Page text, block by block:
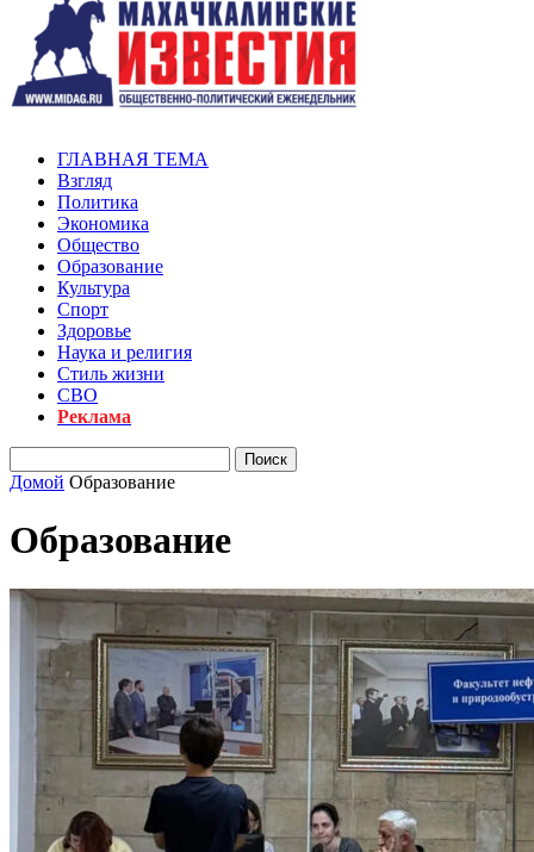
ГЛАВНАЯ ТЕМА
Взгляд
Политика
Экономика
Общество
Образование
Культура
Спорт
Здоровье
Наука и религия
Стиль жизни
СВО
Реклама
Домой Образование
Образование